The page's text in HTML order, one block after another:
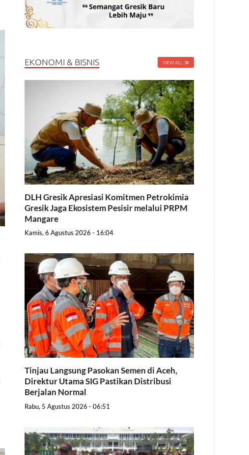
EKONOMI & BISNIS VIEW ALL
DLH Gresik Apresiasi Komitmen Petrokimia
Gresik Jaga Ekosistem Pesisir melalui PRPM
Mangare
Kamis, 6 Agustus 2026 - 16:04
Tinjau Langsung Pasokan Semen di Aceh,
Direktur Utama SIG Pastikan Distribusi
Berjalan Normal
Rabu, 5 Agustus 2026 - 06:51